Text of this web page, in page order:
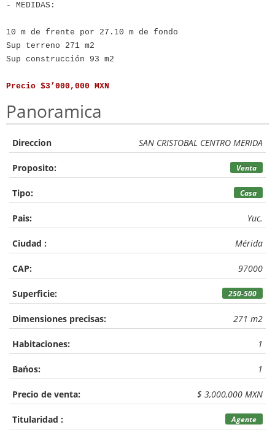
- MEDIDAS:
10 m de frente por 27.10 m de fondo
Sup terreno 271 m2
Sup construcción 93 m2
Precio $3’000,000 MXN
Panoramica
Direccion SAN CRISTOBAL CENTRO MERIDA
Proposito: Venta
Tipo: Casa
Pais: Yuc.
Ciudad : Mérida
CAP: 97000
Superficie: 250-500
Dimensiones precisas: 271 m2
Habitaciones: 1
Bańos: 1
Precio de venta: $ 3,000,000 MXN
Titularidad : Agente